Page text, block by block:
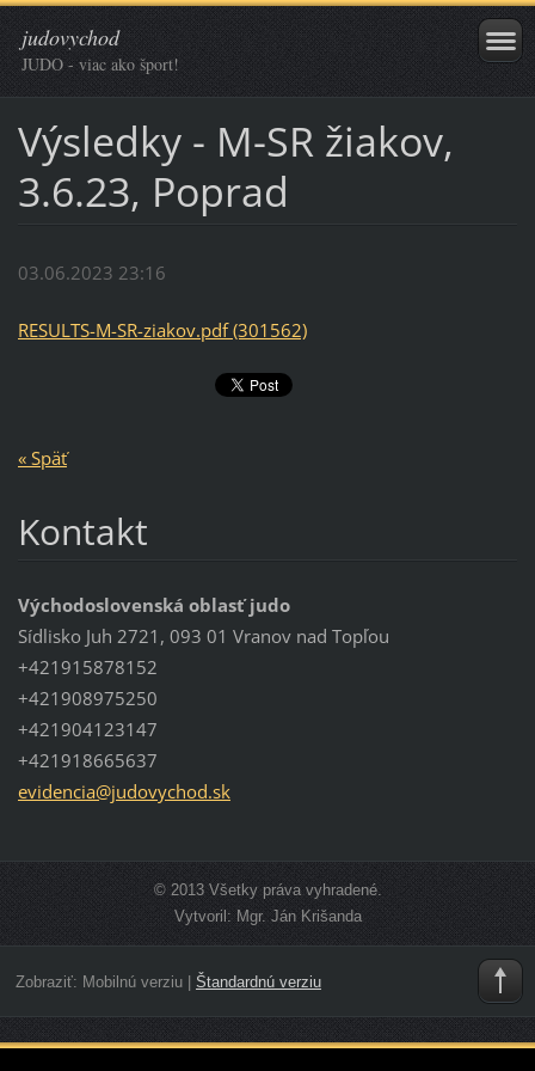
judovychod
JUDO - viac ako šport!
Výsledky - M-SR žiakov,
3.6.23, Poprad
03.06.2023 23:16
RESULTS-M-SR-ziakov.pdf (301562)
« Späť
Kontakt
Východoslovenská oblasť judo
Sídlisko Juh 2721, 093 01 Vranov nad Topľou
+421915878152
+421908975250
+421904123147
+421918665637
evidencia@judovychod.sk
© 2013 Všetky práva vyhradené.
Vytvoril: Mgr. Ján Krišanda
Zobraziť: Mobilnú verziu| Štandardnú verziu